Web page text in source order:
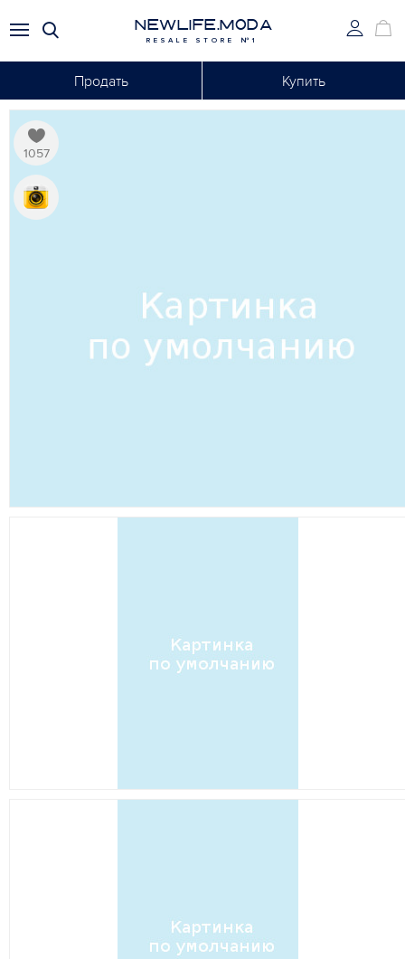
NEWLIFE.MODA
RESALE STORE №1
Продать Купить
1057